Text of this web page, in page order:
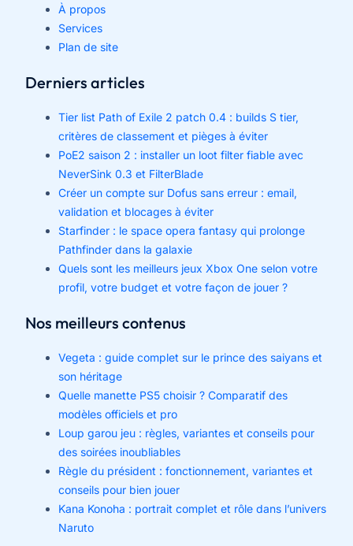
À propos
Services
Plan de site
Derniers articles
Tier list Path of Exile 2 patch 0.4 : builds S tier,
critères de classement et pièges à éviter
PoE2 saison 2 : installer un loot filter fiable avec
NeverSink 0.3 et FilterBlade
Créer un compte sur Dofus sans erreur : email,
validation et blocages à éviter
Starfinder : le space opera fantasy qui prolonge
Pathfinder dans la galaxie
Quels sont les meilleurs jeux Xbox One selon votre
profil, votre budget et votre façon de jouer ?
Nos meilleurs contenus
Vegeta : guide complet sur le prince des saiyans et
son héritage
Quelle manette PS5 choisir ? Comparatif des
modèles officiels et pro
Loup garou jeu : règles, variantes et conseils pour
des soirées inoubliables
Règle du président : fonctionnement, variantes et
conseils pour bien jouer
Kana Konoha : portrait complet et rôle dans l’univers
Naruto